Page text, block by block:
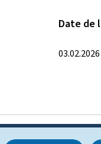
Date de
03.02.2026